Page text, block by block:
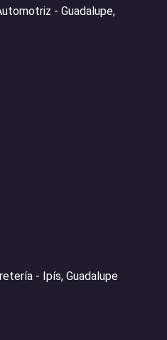
- Guadalupe,
- Ipís, Guadalupe